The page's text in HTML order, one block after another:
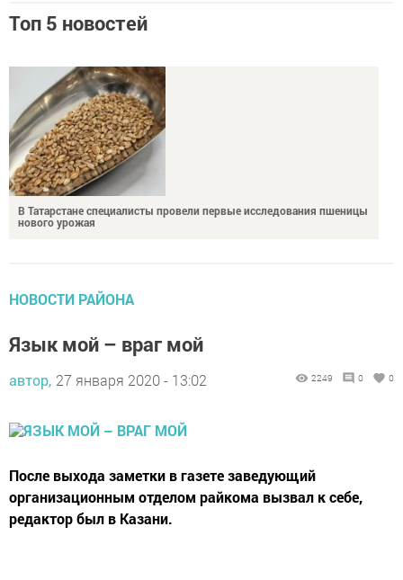
Топ 5 новостей
В Татарстане специалисты провели первые исследования пшеницы
нового урожая
НОВОСТИ РАЙОНА
Язык мой – враг мой
автор, 27 января 2020 - 13:02 2249 0 0
После выхода заметки в газете заведующий
организационным отделом райкома вызвал к себе,
редактор был в Казани.